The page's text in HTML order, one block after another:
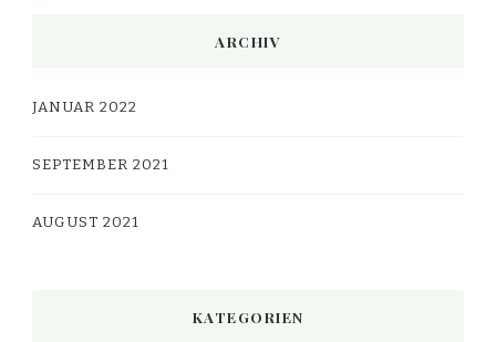
ARCHIV
JANUAR 2022
SEPTEMBER 2021
AUGUST 2021
KATEGORIEN